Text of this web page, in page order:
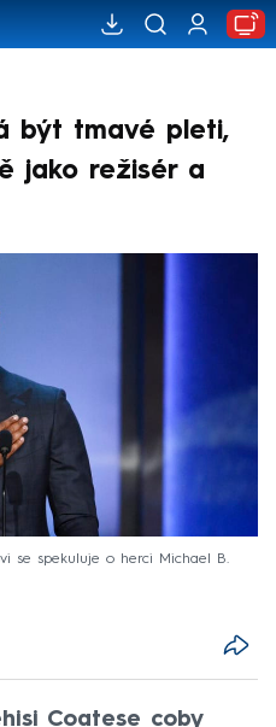
být tmavé pleti,
jako režisér a
se spekuluje o herci Michael B.
Coatese coby